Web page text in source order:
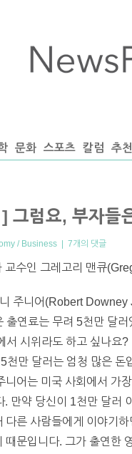
문화 스포츠 칼럼 추천
그럼요, 부자들
/ Business | 7개의 댓글
교수인 그레고리 맨큐
주니어(Robert
출연료는 무려 5천만 달
서 시위라도 하고 싶나요
천만 달러는 엄청 많은
니어는 미국 사회에서 가
. 만약 당신이 1천만 달
다른 사람들에게 이야기
문입니다. 그가 출연한